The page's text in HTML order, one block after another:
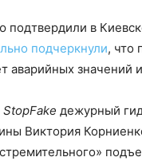
в
подчеркнули, что
аварийных значений
StopFake дежурный
Виктория